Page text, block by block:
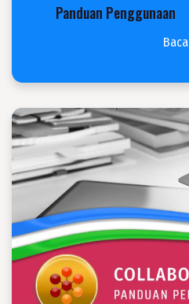
Panduan Penggunaan
Baca